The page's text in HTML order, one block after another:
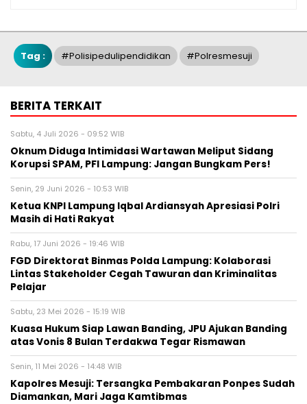
Tag : #polisipedulipendidikan #Polresmesuji
BERITA TERKAIT
Sabtu, 4 Juli 2026 - 09:52 WIB
Oknum Diduga Intimidasi Wartawan Meliput Sidang
Korupsi SPAM, PFI Lampung: Jangan Bungkam Pers!
Senin, 29 Juni 2026 - 10:53 WIB
Ketua KNPI Lampung Iqbal Ardiansyah Apresiasi Polri
Masih di Hati Rakyat
Rabu, 17 Juni 2026 - 19:46 WIB
FGD Direktorat Binmas Polda Lampung: Kolaborasi
Lintas Stakeholder Cegah Tawuran dan Kriminalitas
Pelajar
Sabtu, 23 Mei 2026 - 15:19 WIB
Kuasa Hukum Siap Lawan Banding, JPU Ajukan Banding
atas Vonis 8 Bulan Terdakwa Tegar Rismawan
Senin, 11 Mei 2026 - 14:48 WIB
Kapolres Mesuji: Tersangka Pembakaran Ponpes Sudah
Diamankan, Mari Jaga Kamtibmas